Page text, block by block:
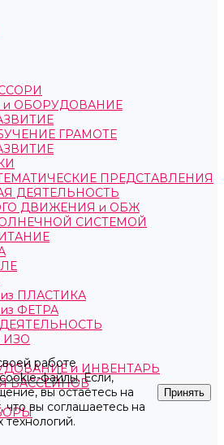
и ОБОРУДОВАНИЕ
ГРАМОТЕ
ПРЕДСТАВЛЕНИЯ
ДЕЯТЕЛЬНОСТЬ
ДВИЖЕНИЯ и ОБЖ
СИСТЕМОЙ
ПЛАСТИКА
ФЕТРА
ИЗО
и ИНВЕНТАРЬ
БАССЕЙНОВ
работе
cookie-файлы. Если,
вы остаетесь на
что вы соглашаетесь на
технологий.
Принять